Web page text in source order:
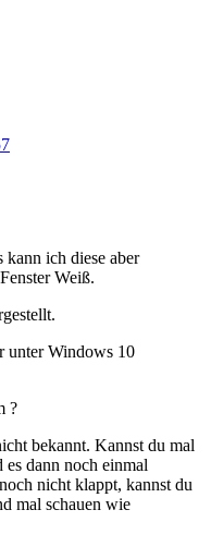
ich diese aber
Weiß.
unter Windows 10
?
bekannt. Kannst du mal
es dann noch einmal
nicht klappt, kannst du
mal schauen wie